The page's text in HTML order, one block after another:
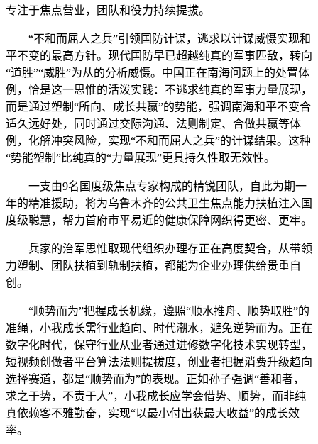
专注于焦点营业，团队和役力持续提拔。
“不和而屈人之兵”引领国防计谋，逃求以计谋威慑实现和
平不变的最高方针。现代国防早已超越纯真的军事匹敌，转向
“道胜”“威胜”为从的分析威慑。中国正在南海问题上的处置体
例，恰是这一思惟的活泼实践：不逃求纯真的军事力量展现，
而是通过塑制“所向、成长共赢”的势能，强调南海和平不变合
适久远好处，同时通过交际沟通、法则制定、合做共赢等体
例，化解冲突风险，实现“不和而屈人之兵”的计谋结果。这种
“势能塑制”比纯真的“力量展现”更具持久性取无效性。
一支由9名国度级焦点专家构成的精锐团队，自此为期一
年的精准援助，将为乌鲁木齐的公共卫生焦点能力扶植注入国
度级聪慧，帮力首府市平易近的健康保障网织得更密、更牢。
兵家的治军思惟取现代组织办理存正在高度契合，从带领
力塑制、团队扶植到轨制扶植，都能为企业办理供给贵重自
创。
“顺势而为”把握成长机缘，遵照“顺水推舟、顺势取胜”的
准绳，小我成长需行业趋向、时代潮水，避免逆势而为。正在
数字化时代，保守行业从业者通过进修数字化技术实现转型，
短视频创做者平台算法法则提拔度，创业者把握消费升级趋向
选择赛道，都是“顺势而为”的表现。正如孙子强调“善和者，
求之于势，不责于人”，小我成长应学会借势、顺势，而非纯
真依赖客不雅勤奋，实现“以最小付出获最大收益”的成长效
率。